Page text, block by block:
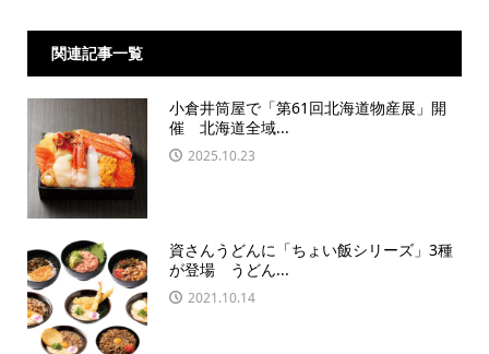
関連記事一覧
小倉井筒屋で「第61回北海道物産展」開
催 北海道全域...
2025.10.23
資さんうどんに「ちょい飯シリーズ」3種
が登場 うどん...
2021.10.14